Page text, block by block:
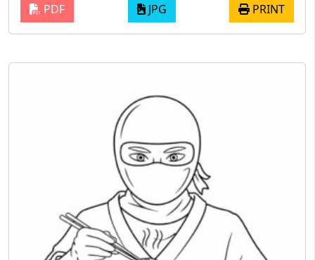
PDF JPG PRINT